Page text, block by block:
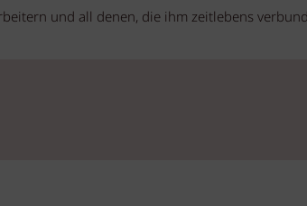
und all denen, die ihm zeitlebens